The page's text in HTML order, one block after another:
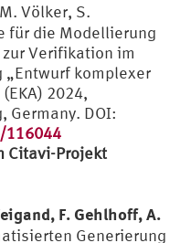
Völker, S.
für die Modellierung
Verifikation im
„Entwurf komplexer
2024,
Germany. DOI:
F. Gehlhoff, A.
Generierung